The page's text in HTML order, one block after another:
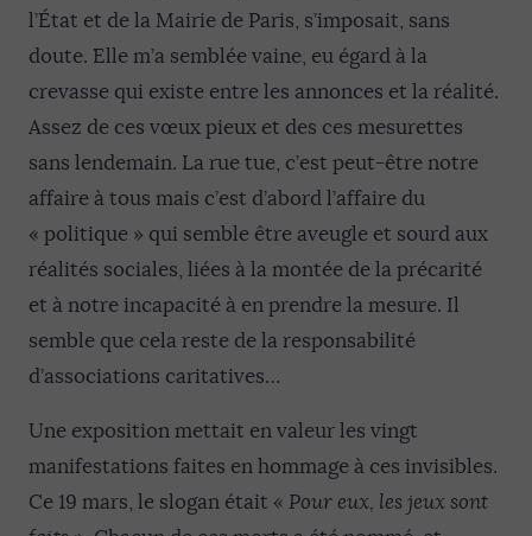
l’État et de la Mairie de Paris, s’imposait, sans
doute. Elle m’a semblée vaine, eu égard à la
crevasse qui existe entre les annonces et la réalité.
Assez de ces vœux pieux et des ces mesurettes
sans lendemain. La rue tue, c’est peut-être notre
affaire à tous mais c’est d’abord l’affaire du
« politique » qui semble être aveugle et sourd aux
réalités sociales, liées à la montée de la précarité
et à notre incapacité à en prendre la mesure. Il
semble que cela reste de la responsabilité
d’associations caritatives…
Une exposition mettait en valeur les vingt
manifestations faites en hommage à ces invisibles.
Ce 19 mars, le slogan était « Pour eux, les jeux sont